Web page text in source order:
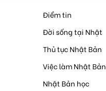
Điểm tin
Đời sống tại Nhật
Thủ tục Nhật Bản
Việc làm Nhật Bản
Nhật Bản học